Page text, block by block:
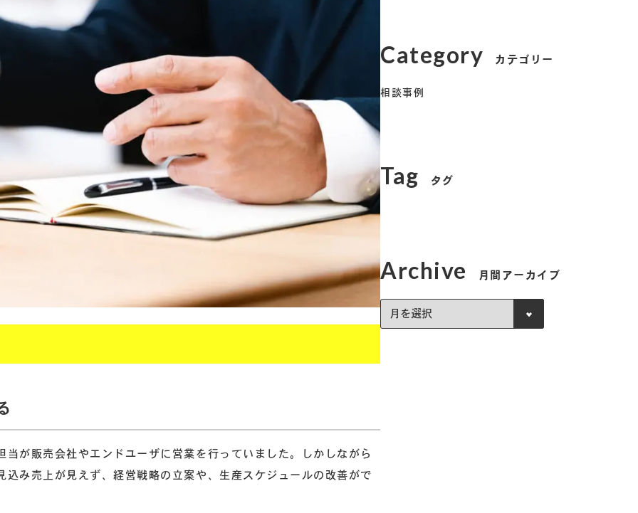
が販売会社やエンドユーザに営業を行っていました。しかしながら
み売上が見えず、経営戦略の立案や、生産スケジュールの改善がで
Category カテゴリー
相談事例
Tag タグ
Archive 月間アーカイブ